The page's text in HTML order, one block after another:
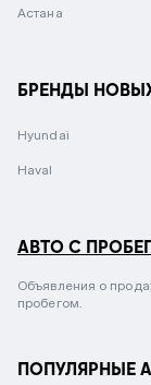
Астана
БРЕНДЫ
Hyundai
Haval
АВТО С
Объявления о
пробегом.
ПОПУЛЯРНЫЕ